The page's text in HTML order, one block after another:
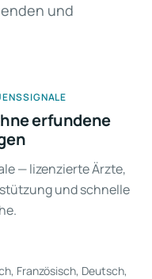
und
erfundene
— lizenzierte Ärzte,
und schnelle
Französisch, Deutsch,